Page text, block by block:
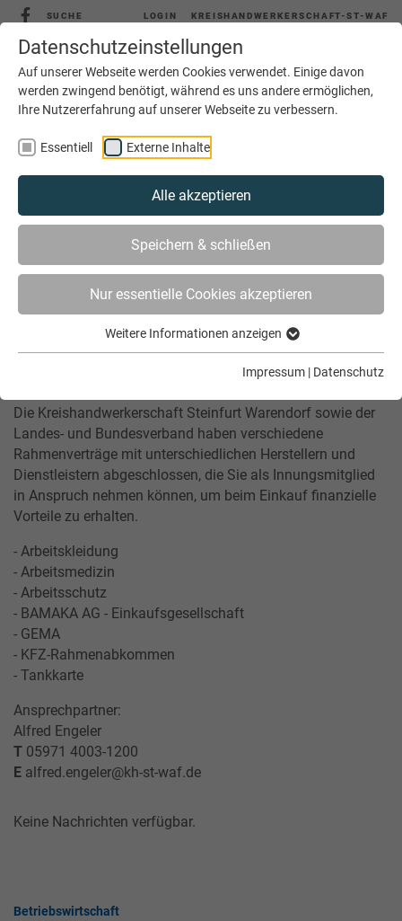
Datenschutzeinstellungen
Auf unserer Webseite werden Cookies verwendet. Einige davon
werden zwingend benötigt, während es uns andere ermöglichen,
Ihre Nutzererfahrung auf unserer Webseite zu verbessern.
Essentiell Externe Inhalte
Alle akzeptieren
Speichern & schließen
Nur essentielle Cookies akzeptieren
Weitere Informationen anzeigen
Impressum | Datenschutz
SUCHE LOGIN KREISHANDWERKERSCHAFT-ST-WAF
MENÜ
Die Kreishandwerkerschaft Steinfurt Warendorf sowie der
Landes- und Bundesverband haben verschiedene
Rahmenverträge mit unterschiedlichen Herstellern und
Dienstleistern abgeschlossen, die Sie als Innungsmitglied
in Anspruch nehmen können, um beim Einkauf finanzielle
Vorteile zu erhalten.
- Arbeitskleidung
- Arbeitsmedizin
- Arbeitsschutz
- BAMAKA AG - Einkaufsgesellschaft
- GEMA
- KFZ-Rahmenabkommen
- Tankkarte
Ansprechpartner:
Alfred Engeler
T 05971 4003-1200
E alfred.engeler@kh-st-waf.de
Keine Nachrichten verfügbar.
Betriebswirtschaft